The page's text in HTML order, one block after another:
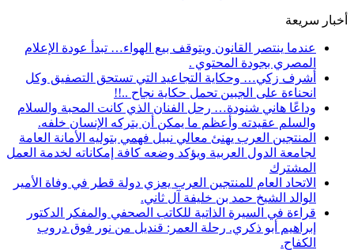
أخبار سريعة
عندما ينتصر القانون ويتوقف بيع الهواء… تبدأ عودة الإعلام
المصري بجودة المحتوي .
أشرف زكي… وحكاية التجاعيد التي تستحق التصفيق وكل
انحناءة على الجبين تحمل حكاية نجاح ..!!
وداعًا هاني شنودة… رحل الفنان الذي كانت المحبة والسلام
والسلم عقيدته وأعظم ما يمكن أن يتركه الإنسان خلفه.
المنتجين العرب يهنئ معالي نبيل فهمي بتوليه الأمانة العامة
لجامعة الدول العربية ويؤكد وضعه كافة إمكاناته لخدمة العمل
المشترك
الاتحاد العام للمنتجين العرب يعزي دولة قطر في وفاة الأمير
الوالد الشيخ حمد بن خليفة آل ثاني.
قراءة في السيرة الذاتية للكاتب الصحفي والمفكر الدكتور
إبراهيم أبو ذكري. رحلة العمر: قنديل من نور فوق دروب
الكفاح.